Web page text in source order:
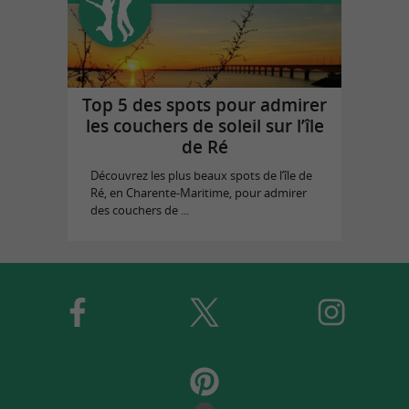
Top 5 des spots pour admirer
les couchers de soleil sur l’île
de Ré
Découvrez les plus beaux spots de l’île de
Ré, en Charente-Maritime, pour admirer
des couchers de ...